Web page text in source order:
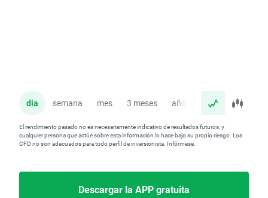
dia semana mes 3 meses año
El rendimiento pasado no es necesariamente indicativo de resultados futuros, y
cualquier persona que actúe sobre esta información lo hace bajo su propio riesgo. Los
CFD no son adecuados para todo perfil de inversionista. Infórmese.
Descargar la APP gratuita